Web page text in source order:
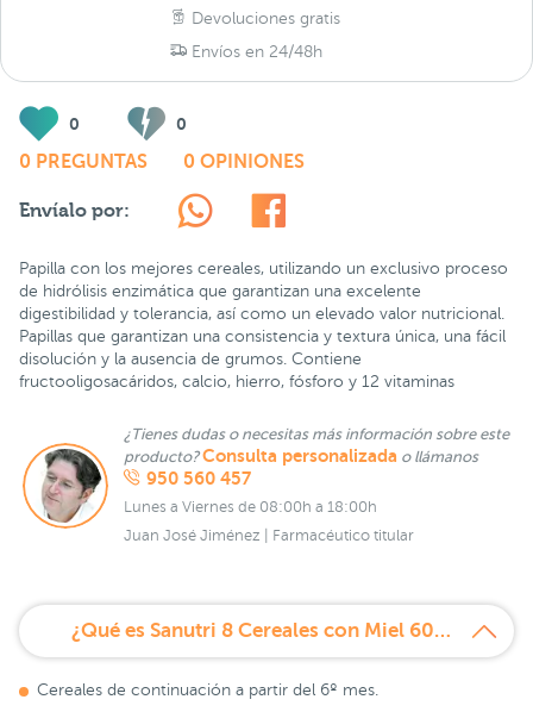
Devoluciones gratis
Envíos en 24/48h
0 0
0 PREGUNTAS 0 OPINIONES
Envíalo por:
Papilla con los mejores cereales, utilizando un exclusivo proceso
de hidrólisis enzimática que garantizan una excelente
digestibilidad y tolerancia, así como un elevado valor nutricional.
Papillas que garantizan una consistencia y textura única, una fácil
disolución y la ausencia de grumos. Contiene
fructooligosacáridos, calcio, hierro, fósforo y 12 vitaminas
¿Tienes dudas o necesitas más información sobre este
producto?Consulta personalizada o llámanos
950 560 457
Lunes a Viernes de 08:00h a 18:00h
Juan José Jiménez | Farmacéutico titular
¿Qué es Sanutri 8 Cereales con Miel 600 g?
Cereales de continuación a partir del 6º mes.